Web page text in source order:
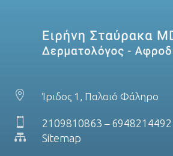
 Ίριδος 1, Παλαιό Φάληρο
 2109810863 – 6948214492

Sitemap